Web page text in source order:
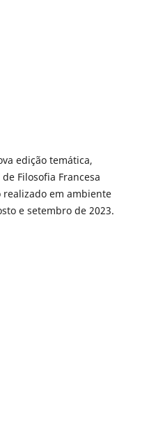
edição temática,
Filosofia Francesa
realizado em ambiente
e setembro de 2023.